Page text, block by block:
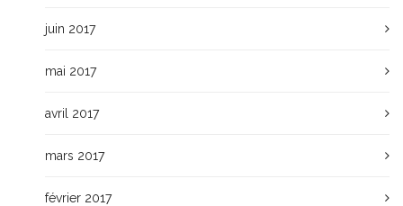
juin 2017
mai 2017
avril 2017
mars 2017
février 2017